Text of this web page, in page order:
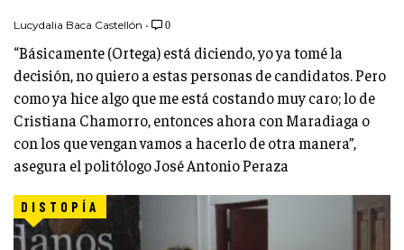
Lucydalia Baca Castellón • 0
“Básicamente (Ortega) está diciendo, yo ya tomé la
decisión, no quiero a estas personas de candidatos. Pero
como ya hice algo que me está costando muy caro; lo de
Cristiana Chamorro, entonces ahora con Maradiaga o
con los que vengan vamos a hacerlo de otra manera”,
asegura el politólogo José Antonio Peraza
DISTOPÍA